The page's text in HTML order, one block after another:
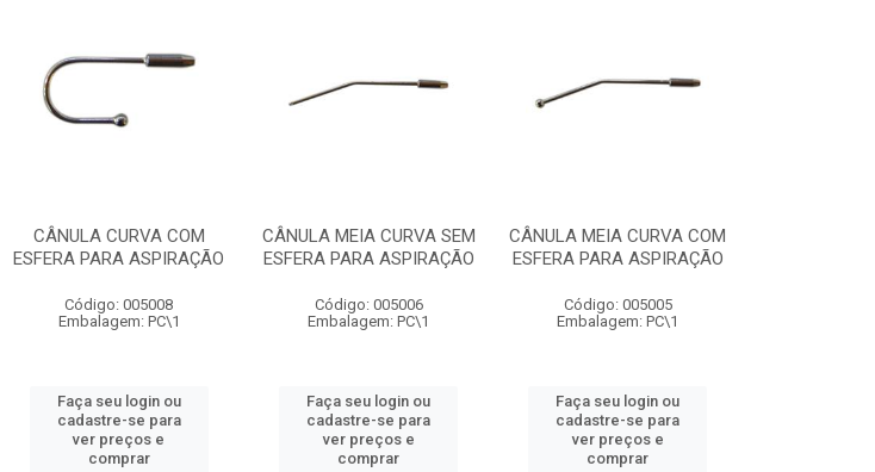
CÂNULA CURVA COM
ESFERA PARA ASPIRAÇÃO
Código: 005008
Embalagem: PC\1
Faça seu login ou
cadastre-se para
ver preços e
comprar
CÂNULA MEIA CURVA SEM
ESFERA PARA ASPIRAÇÃO
Código: 005006
Embalagem: PC\1
Faça seu login ou
cadastre-se para
ver preços e
comprar
CÂNULA MEIA CURVA COM
ESFERA PARA ASPIRAÇÃO
Código: 005005
Embalagem: PC\1
Faça seu login ou
cadastre-se para
ver preços e
comprar